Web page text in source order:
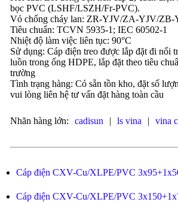
bọc PVC (LSHF/LSZH/Fr-PVC).
Vỏ chống cháy lan: ZR-YJV/ZA-YJV/
Tiêu chuẩn: TCVN 5935-1; IEC 60502-1
Nhiệt độ làm việc liên tục: 90°C
Sử dụng: Cáp điện treo được lắp đặt đi nổi
luồn trong ống HDPE, lắp đặt theo tiêu
trường
Tình trạng hàng: Có sẵn tồn kho, đặt số
vui lòng liên hệ tư vấn đặt hàng toàn cầu
Nhãn hàng lớn: cadisun | ls vina | vina
Cáp điện CXV-Cu/XLPE/PVC
Cáp điện CXV-Cu/XLPE/PVC